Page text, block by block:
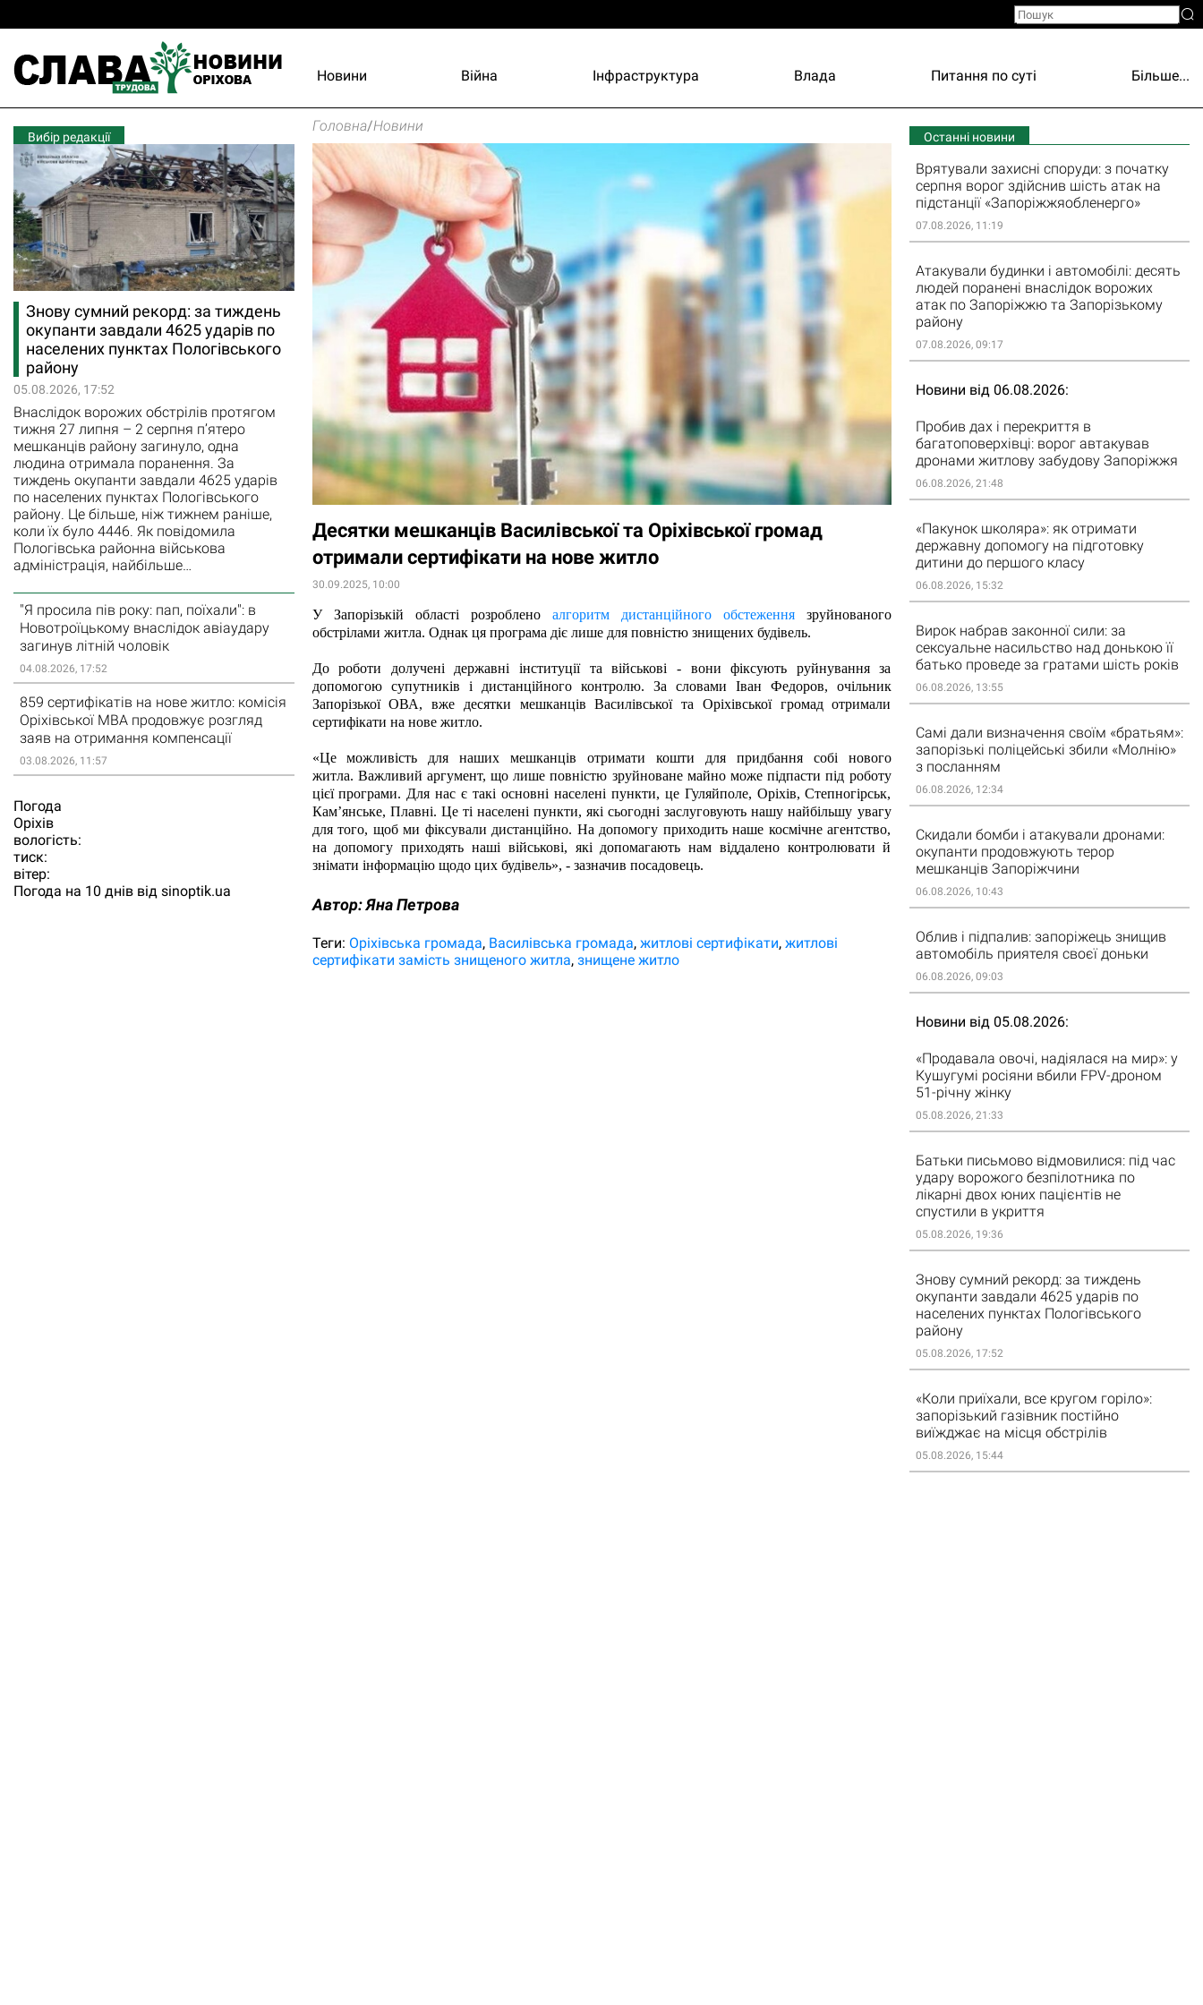
Новини Війна Інфраструктура Влада Питання по суті Більше...
Вибір редакції
Знову сумний рекорд: за тиждень
окупанти завдали 4625 ударів по
населених пунктах Пологівського
району
05.08.2026, 17:52
Внаслідок ворожих обстрілів протягом
тижня 27 липня – 2 серпня п’ятеро
мешканців району загинуло, одна
людина отримала поранення. За
тиждень окупанти завдали 4625 ударів
по населених пунктах Пологівського
району. Це більше, ніж тижнем раніше,
коли їх було 4446. Як повідомила
Пологівська районна військова
адміністрація, найбільше…
"Я просила пів року: пап, поїхали": в
Новотроїцькому внаслідок авіаудару
загинув літній чоловік
04.08.2026, 17:52
859 сертифікатів на нове житло: комісія
Оріхівської МВА продовжує розгляд
заяв на отримання компенсації
03.08.2026, 11:57
Погода
Орiхiв
вологість:
тиск:
вітер:
Погода на 10 днів від sinoptik.ua
Головна/Новини
Десятки мешканців Василівської та Оріхівської громад
отримали сертифікати на нове житло
30.09.2025, 10:00
У Запорізькій області розроблено алгоритм дистанційного обстеження зруйнованого
обстрілами житла. Однак ця програма діє лише для повністю знищених будівель.
До роботи долучені державні інституції та військові - вони фіксують руйнування за
допомогою супутників і дистанційного контролю. За словами Іван Федоров, очільник
Запорізької ОВА, вже десятки мешканців Василівської та Оріхівської громад отримали
сертифікати на нове житло.
«Це можливість для наших мешканців отримати кошти для придбання собі нового
житла. Важливий аргумент, що лише повністю зруйноване майно може підпасти під роботу
цієї програми. Для нас є такі основні населені пункти, це Гуляйполе, Оріхів, Степногірськ,
Кам’янське, Плавні. Це ті населені пункти, які сьогодні заслуговують нашу найбільшу увагу
для того, щоб ми фіксували дистанційно. На допомогу приходить наше космічне агентство,
на допомогу приходять наші військові, які допомагають нам віддалено контролювати й
знімати інформацію щодо цих будівель», - зазначив посадовець.
Автор:Яна Петрова
Теги: Оріхівська громада Василівська громада житлові сертифікати житлові
сертифікати замість знищеного житла знищене житло
Останні новини
Врятували захисні споруди: з початку
серпня ворог здійснив шість атак на
підстанції «Запоріжжяобленерго»
07.08.2026, 11:19
Атакували будинки і автомобілі: десять
людей поранені внаслідок ворожих
атак по Запоріжжю та Запорізькому
району
07.08.2026, 09:17
Новини від 06.08.2026
Пробив дах і перекриття в
багатоповерхівці: ворог автакував
дронами житлову забудову Запоріжжя
06.08.2026, 21:48
«Пакунок школяра»: як отримати
державну допомогу на підготовку
дитини до першого класу
06.08.2026, 15:32
Вирок набрав законної сили: за
сексуальне насильство над донькою її
батько проведе за гратами шість років
06.08.2026, 13:55
Самі дали визначення своїм «братьям»:
запорізькі поліцейські збили «Молнію»
з посланням
06.08.2026, 12:34
Скидали бомби і атакували дронами:
окупанти продовжують терор
мешканців Запоріжчини
06.08.2026, 10:43
Облив і підпалив: запоріжець знищив
автомобіль приятеля своєї доньки
06.08.2026, 09:03
Новини від 05.08.2026
«Продавала овочі, надіялася на мир»: у
Кушугумі росіяни вбили FPV-дроном
51-річну жінку
05.08.2026, 21:33
Батьки письмово відмовилися: під час
удару ворожого безпілотника по
лікарні двох юних пацієнтів не
спустили в укриття
05.08.2026, 19:36
Знову сумний рекорд: за тиждень
окупанти завдали 4625 ударів по
населених пунктах Пологівського
району
05.08.2026, 17:52
«Коли приїхали, все кругом горіло»:
запорізький газівник постійно
виїжджає на місця обстрілів
05.08.2026, 15:44